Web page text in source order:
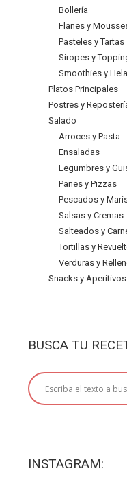
Bollería
Flanes y
Pasteles y Tartas
Siropes y
Smoothies y
Platos Principales
Postres y
Salado
Arroces y Pasta
Ensaladas
Legumbres y
Panes y Pizzas
Pescados y
Salsas y Cremas
Salteados y
Tortillas y
Verduras y
Snacks y Aperitivos
BUSCA TU
INSTAGRAM: